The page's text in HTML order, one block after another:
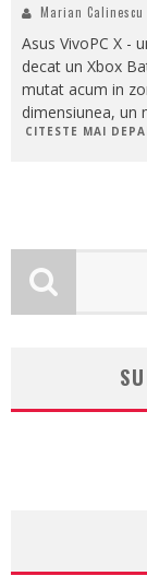
Marian Calinescu
Asus VivoPC X -
decat un Xbox
mutat acum in
dimensiunea, un
CITESTE MAI